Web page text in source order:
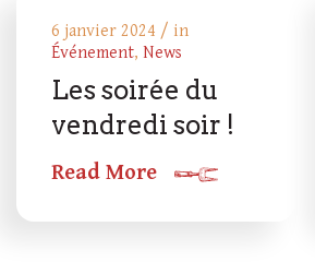
6 janvier 2024 / in
Événement, News
Les soirée du
vendredi soir !
Read More